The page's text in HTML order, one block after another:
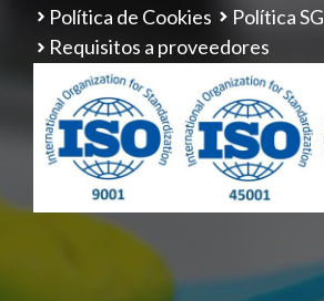
Política de Cookies
Política SG
Requisitos a proveedores